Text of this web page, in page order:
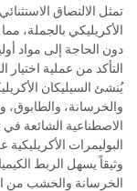
تمثل الالتصاق
الأكريليكي بالجملة،
دون الحاجة إلى مواد
التأكد من عملية
يُنشئ السيليكان
والخرسانة، والطابوق،
الاصطناعية الشائعة في
البوليمرات
وثيقاً يسهل الربط
الخرسانة والخشب من